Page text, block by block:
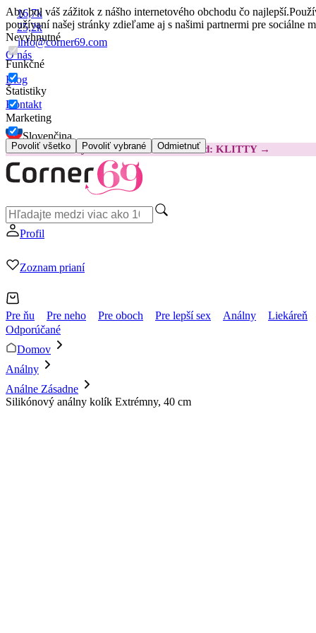
Aby bol váš zážitok z nášho internetového obchodu čo najlepší.
používaní našej stránky zdieľame aj s našimi partnermi pre sociálne
Nevyhnutné
Funkčné
Štatistiky
Marketing
Povoliť všetko Povoliť vybrané Odmietnuť
16,7k
25,2k
info@corner69.com
O nás
Blog
Kontakt
Slovenčina
😽Svakom Klitty: O 15 € LACNEJŠIEKód: KLITTY →
Profil
Zoznam prianí
Pre ňu Pre neho Pre oboch Pre lepší sex Análny Liekáreň
Odporúčané
Domov
Análny
Análne Zásadne
Silikónový análny kolík Extrémny, 40 cm